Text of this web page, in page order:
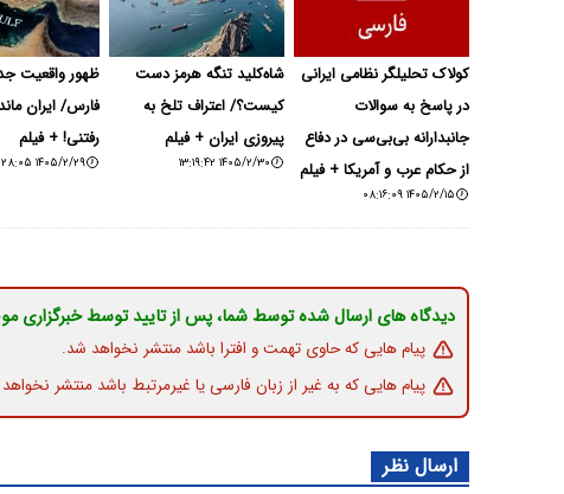
کولاک تحلیلگر نظامی ایرانی
در پاسخ به سوالات
جانبدارانه بی‌بی‌سی در دفاع
از حکام عرب و آمریکا + فیلم
۱۴۰۵/۲/۱۵ ۰۸:۱۶:۰۹
شاه‌کلید تنگه هرمز دست
کیست؟/ اعتراف تلخ به
پیروزی ایران + فیلم
۱۴۰۵/۲/۳۰ ۱۳:۱۹:۴۲
ظهور واقعیت
فارس/ ایران
رفتنی! + فیلم
۱۴۰۵/۲/۲۹ ۱۴:۲۸:۰۵
دیدگاه های ارسال شده توسط شما، پس از تایید توسط خبرگزاری
پیام هایی که حاوی تهمت و افترا باشد منتشر نخواهد شد.
پیام هایی که به غیر از زبان فارسی یا غیرمرتبط باشد منتشر
ارسال نظر